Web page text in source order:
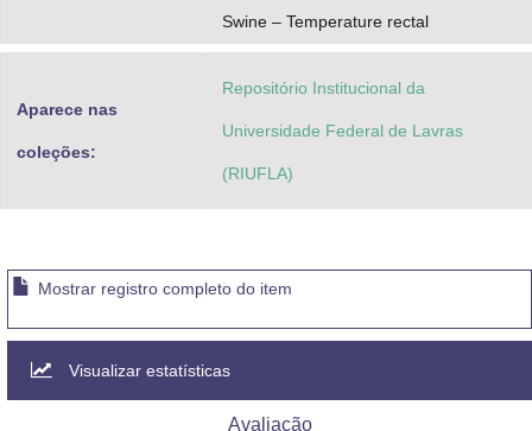
Swine – Temperature rectal
Aparece nas
coleções:
Repositório Institucional da
Universidade Federal de Lavras
(RIUFLA)
Mostrar registro completo do item
Visualizar estatísticas
Avaliação